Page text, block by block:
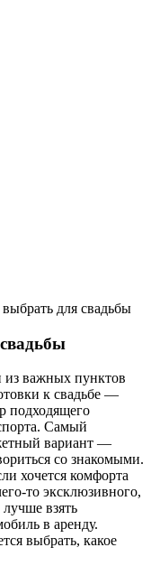
для свадьбы
важных пунктов
к свадьбе —
подходящего
Самый
вариант —
со знакомыми.
хочется комфорта
то эксклюзивного,
лучше взять
в аренду.
выбрать, какое